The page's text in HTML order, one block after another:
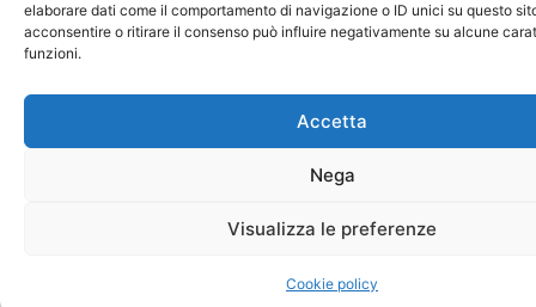
elaborare dati come il comportamento di navigazione o ID unici su questo
acconsentire o ritirare il consenso può influire negativamente su alcune
funzioni.
Accetta
Nega
Visualizza le preferenze
Cookie policy